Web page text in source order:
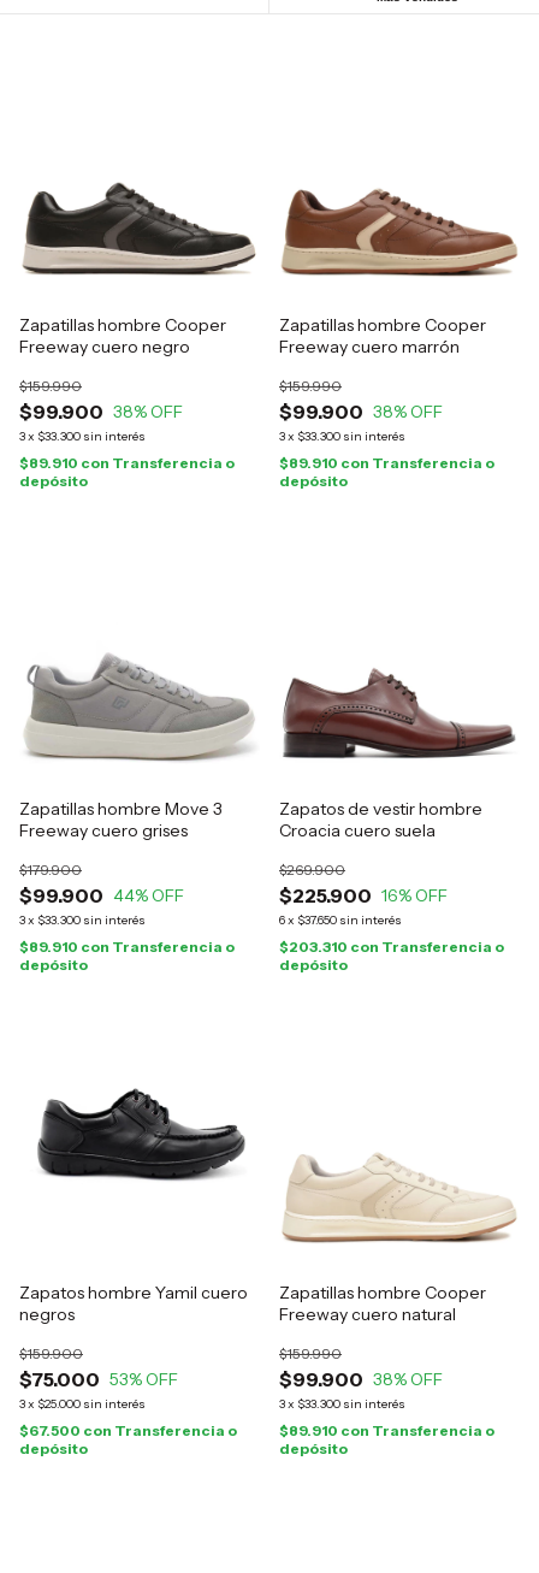
Zapatillas hombre Cooper
Freeway cuero negro
$99.900
$159.990
38% OFF
3x $33.300 sin interés
$89.910 con Transferencia o
depósito
Zapatillas hombre Cooper
Freeway cuero marrón
$99.900
$159.990
38% OFF
3x $33.300 sin interés
$89.910 con Transferencia o
depósito
Zapatillas hombre Move 3
Freeway cuero grises
$99.900
$179.900
44% OFF
3x $33.300 sin interés
$89.910 con Transferencia o
depósito
Zapatos de vestir hombre
Croacia cuero suela
$225.900
$269.900
16% OFF
6x $37.650 sin interés
$203.310 con Transferencia o
depósito
Zapatos hombre Yamil cuero
negros
$75.000
$159.900
53% OFF
3x $25.000 sin interés
$67.500 con Transferencia o
depósito
Zapatillas hombre Cooper
Freeway cuero natural
$99.900
$159.990
38% OFF
3x $33.300 sin interés
$89.910 con Transferencia o
depósito